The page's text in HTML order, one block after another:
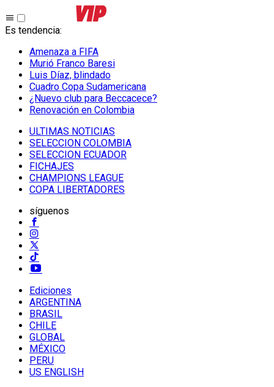
Es tendencia:
Amenaza a FIFA
Murió Franco Baresi
Luis Díaz, blindado
Cuadro Copa Sudamericana
¿Nuevo club para Beccacece?
Renovación en Colombia
ULTIMAS NOTICIAS
SELECCION COLOMBIA
SELECCION ECUADOR
FICHAJES
CHAMPIONS LEAGUE
COPA LIBERTADORES
síguenos
Ediciones
ARGENTINA
BRASIL
CHILE
GLOBAL
MÉXICO
PERU
US ENGLISH